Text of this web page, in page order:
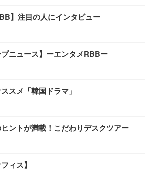
】注目の人にインタビュー
プニュース】ーエンタメRBBー
スメ「韓国ドラマ」
ントが満載！こだわりデスクツアー
ィス】